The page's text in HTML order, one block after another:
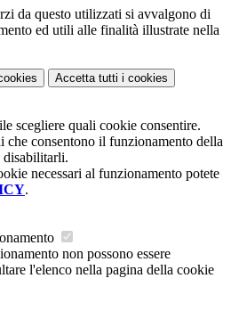
da questo utilizzati si avvalgono di
ed utili alle finalità illustrate nella
Accetta tutti i cookies
scegliere quali cookie consentire.
che consentono il funzionamento della
disabilitarli.
necessari al funzionamento potete
.
non possono essere
l'elenco nella pagina della cookie